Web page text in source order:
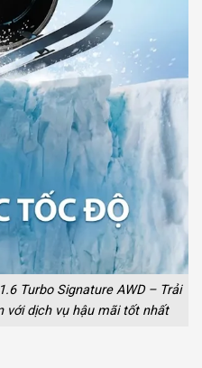
Turbo Signature AWD – Trải
với dịch vụ hậu mãi tốt nhất